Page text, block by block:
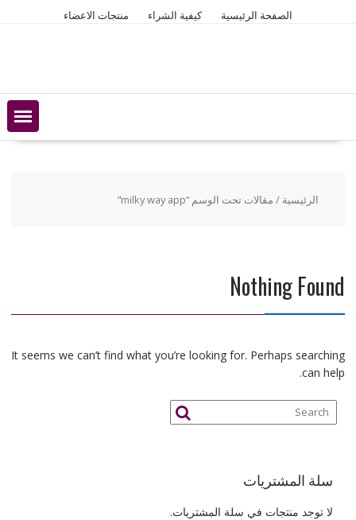
الصفحة الرئيسية كيفية الشراء منتجات الاعضاء
الرئيسية / مقالات تحت الوسم “milky way app”
Nothing Found
It seems we can’t find what you’re looking for. Perhaps searching
can help.
سلة المشتريات
لا توجد منتجات في سلة المشتريات.